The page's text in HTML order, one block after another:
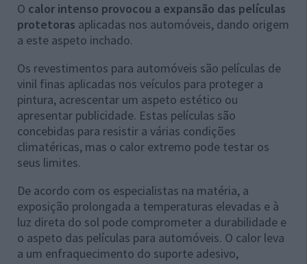
O calor intenso provocou a expansão das películas
protetoras aplicadas nos automóveis, dando origem
a este aspeto inchado.
Os revestimentos para automóveis são películas de
vinil finas aplicadas nos veículos para proteger a
pintura, acrescentar um aspeto estético ou
apresentar publicidade. Estas películas são
concebidas para resistir a várias condições
climatéricas, mas o calor extremo pode testar os
seus limites.
De acordo com os especialistas na matéria, a
exposição prolongada a temperaturas elevadas e à
luz direta do sol pode comprometer a durabilidade e
o aspeto das películas para automóveis. O calor leva
a um enfraquecimento do suporte adesivo,